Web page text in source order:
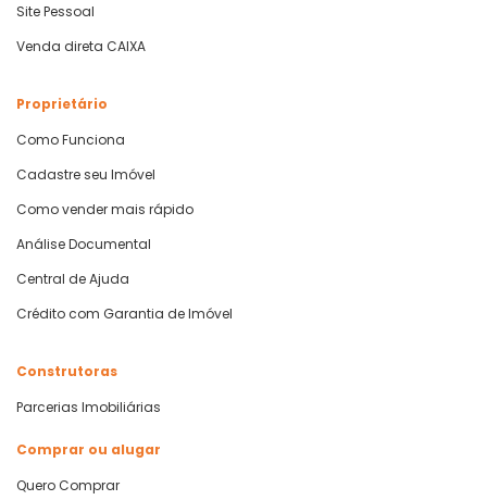
Site Pessoal
Venda direta CAIXA
Proprietário
Como Funciona
Cadastre seu Imóvel
Como vender mais rápido
Análise Documental
Central de Ajuda
Crédito com Garantia de Imóvel
Construtoras
Parcerias Imobiliárias
Comprar ou alugar
Quero Comprar